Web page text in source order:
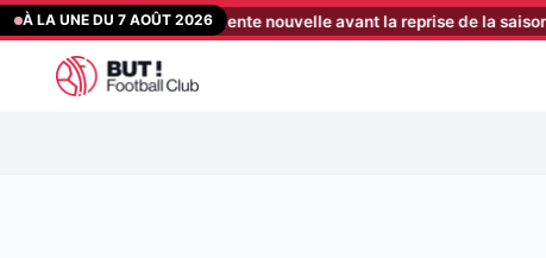
Aller
au
contenu
À LA UNE DU 7 AOÛT 2026
reçoit une excellente nouvelle avant la reprise de la saison [22:30]